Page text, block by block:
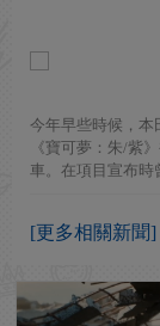
今年早些時候，本
《寶可夢：朱/紫
車。在項目宣布時
[更多相關新聞]